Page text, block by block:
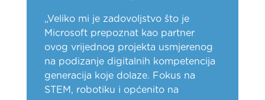
„Veliko mi je zadovoljstvo što je
Microsoft prepoznat kao partner
ovog vrijednog projekta usmjerenog
na podizanje digitalnih kompetencija
generacija koje dolaze. Fokus na
STEM, robotiku i općenito na